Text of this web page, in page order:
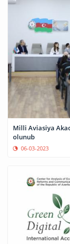
Milli Aviasiya
olunub
06-03-2023